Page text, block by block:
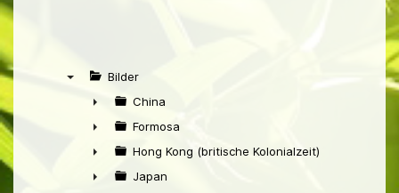
Bilder
►
China
►
Formosa
►
Hong Kong (britische Kolonialzeit)
Japan